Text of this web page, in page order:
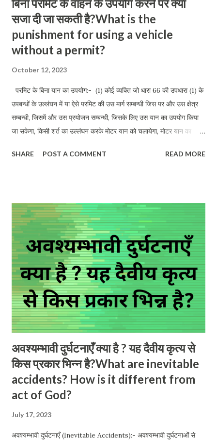
बिना परमिट के वाहन के उपयोग करने पर क्या
सजा दी जा सकती है?What is the
punishment for using a vehicle
without a permit?
October 12, 2023
परमिट के बिना यान का उपयोग:- (1) कोई व्यक्ति जो धारा 66 की उपधारा (1) के
उपबन्धों के उल्लंघन में या ऐसे परमिट की उस मार्ग सम्बन्धी जिस पर और उस क्षेत्र
सम्बन्धी, जिसमें और उस प्रयोजन सम्बन्धी, जिसके लिए उस यान का उपयोग किया
जा सकेगा, किसी शर्त का उल्लंघन करके मोटर यान को चलायेगा, मोटर यान का
हजार रुपये तक हो सकेगा किन्तु दो हजार रुपये से कम नहीं होगा और किसी
permit:- (1) Any person who, in contravention of the
provisions of sub-section (1) of section 66 or any condition
of such permit relating to the route over which and the
area in which and the purpose for which the vehicle may
be used, drives a motor vehicle, causes a motor vehicle to
be used or allows...
SHARE POST A COMMENT READ MORE
अवश्यम्भावी दुर्घटनाएँ क्या है ? यह दैवीय कृत्य से
किस प्रकार भिन्न है?What are inevitable
accidents? How is it different from
act of God?
July 17, 2023
अवश्यम्भावी दुर्घटनाएँ (Inevitable Accidents):- अवश्यम्भावी दुर्घटनाओं से